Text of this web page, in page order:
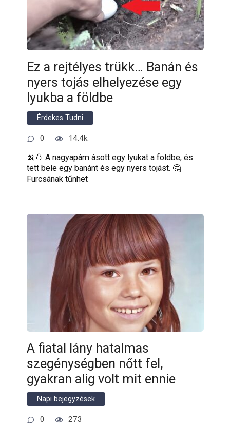
Ez a rejtélyes trükk… Banán és
nyers tojás elhelyezése egy
lyukba a földbe
Érdekes Tudni
0 14.4k.
🍌🥚 A nagyapám ásott egy lyukat a földbe, és
tett bele egy banánt és egy nyers tojást. 🤔
Furcsának tűnhet
A fiatal lány hatalmas
szegénységben nőtt fel,
gyakran alig volt mit ennie
Napi bejegyzések
0 273